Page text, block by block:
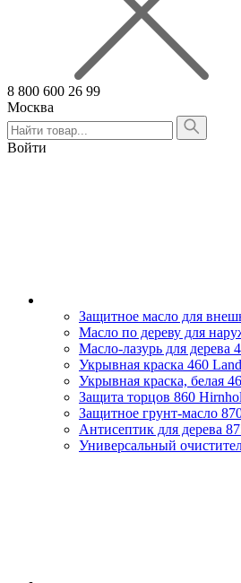
8 800 600 26 99
Москва
Алтайский край
Армения
Белгородская область
Калининградская область
Калужская область
Кировская область
Краснодарский край
Красноярский край
Липецкая область
Москва и Московская область
Нижегородская область
Новосибирская область
Оренбургская область
Войти
Защитное масло для
Масло по дереву для
Масло-лазурь для дерева
Укрывная краска 460
Укрывная краска, белая
Защита торцов 860
Защитное грунт-масло
Антисептик для дерева
Универсальный